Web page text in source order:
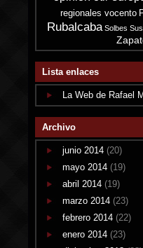
regionales vocento
Rubalcaba Solbes
Lista enlaces
La Web de Rafael
Archivo
junio 2014 (20)
mayo 2014 (19)
abril 2014 (19)
marzo 2014 (23)
febrero 2014 (22)
enero 2014 (23)